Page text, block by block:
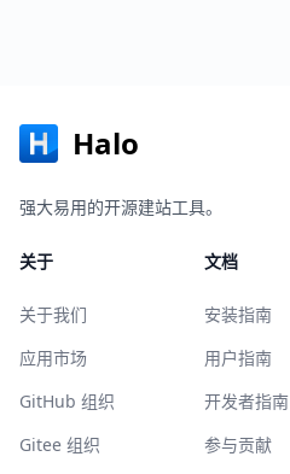
Halo
强大易用的开源建站工具。
关于
关于我们
应用市场
GitHub 组织
Gitee 组织
文档
安装指南
用户指南
开发者指南
参与贡献